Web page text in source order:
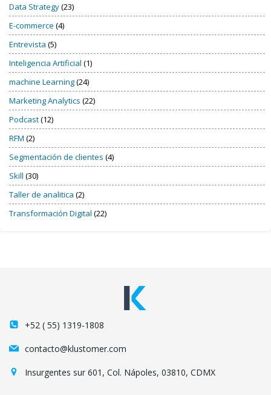
Data Strategy(23)
E-commerce (4)
Entrevista (5)
Inteligencia Artificial (1)
machine Learning(24)
Marketing Analytics (22)
Podcast(12)
RFM (2)
Segmentación de clientes (4)
Skill (30)
Taller de analitica (2)
Transformación Digital (22)
+52 ( 55) 1319-1808
contacto@klustomer.com
Insurgentes sur 601, Col. Nápoles, 03810, CDMX